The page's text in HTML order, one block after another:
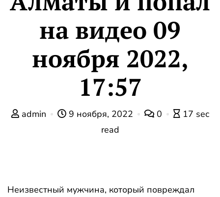
на видео 09
ноября 2022,
17:57
admin 9 ноября, 2022 0
17 sec
read
Неизвестный мужчина, который повреждал